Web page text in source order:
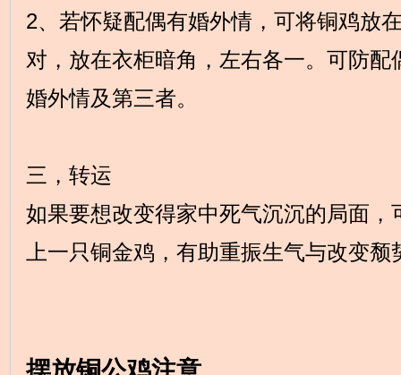
2、若怀疑配偶有婚外情，可将铜鸡放
对，放在衣柜暗角，左右各一。可防配
婚外情及第三者。
三，转运
如果要想改变得家中死气沉沉的局面，
上一只铜金鸡，有助重振生气与改变颓